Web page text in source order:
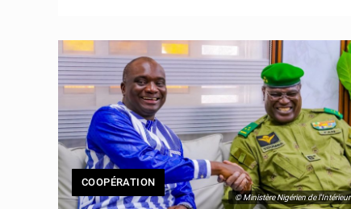
© Ministère Nigérien de l'Intérieur
COOPÉRATION